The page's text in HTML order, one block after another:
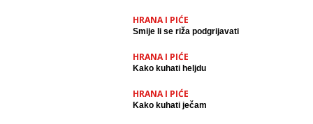
HRANA I PIĆE
Smije li se riža podgrijavati
HRANA I PIĆE
Kako kuhati heljdu
HRANA I PIĆE
Kako kuhati ječam